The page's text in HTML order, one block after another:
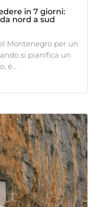
in 7 giorni:
nord a sud
Montenegro per un
si pianifica un